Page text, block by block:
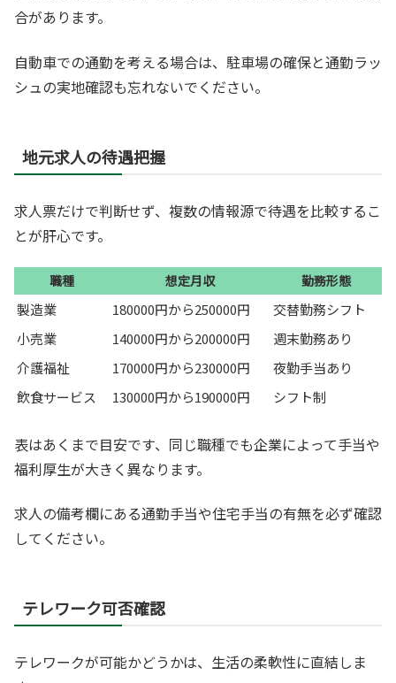
合があります。
自動車での通勤を考える場合は、駐車場の確保と通勤ラッ
シュの実地確認も忘れないでください。
地元求人の待遇把握
求人票だけで判断せず、複数の情報源で待遇を比較するこ
とが肝心です。
職種 想定月収 勤務形態
製造業 180000円から250000円
交替勤務シフト
小売業
140000円から200000円
週末勤務あり
介護福祉
170000円から230000円
夜勤手当あり
飲食サービス
130000円から190000円 シフト制
表はあくまで目安です、同じ職種でも企業によって手当や
福利厚生が大きく異なります。
求人の備考欄にある通勤手当や住宅手当の有無を必ず確認
してください。
テレワーク可否確認
テレワークが可能かどうかは、生活の柔軟性に直結しま